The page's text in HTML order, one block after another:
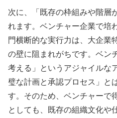
次に、「既存の枠組みや階層
れます。ベンチャー企業で培
門横断的な実行力は、大企業
の壁に阻まれがちです。ベン
考える」というアジャイルな
璧な計画と承認プロセス」と
す。そのため、ベンチャーで
としても、既存の組織文化や